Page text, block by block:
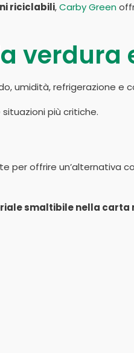
riciclabili,Carby Green
verdura
umidità, refrigerazione e
più critiche.
per offrire un’alternativa
smaltibile nella carta